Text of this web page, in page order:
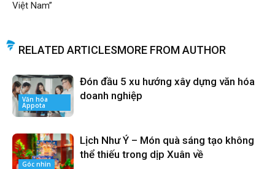
Việt Nam”
RELATED ARTICLESMORE FROM AUTHOR
Văn hóa
Appota
Đón đầu 5 xu hướng xây dựng văn hóa
doanh nghiệp
Góc nhìn
Lịch Như Ý – Món quà sáng tạo không
thể thiếu trong dịp Xuân về